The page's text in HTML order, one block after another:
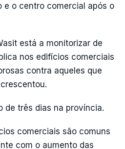
e o centro comercial após o
está a monitorizar de
nos edifícios comerciais
contra aqueles que
de três dias na província.
comerciais são comuns
com o aumento das